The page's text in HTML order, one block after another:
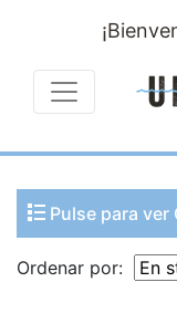
Pulse para ver
Ordenar por: